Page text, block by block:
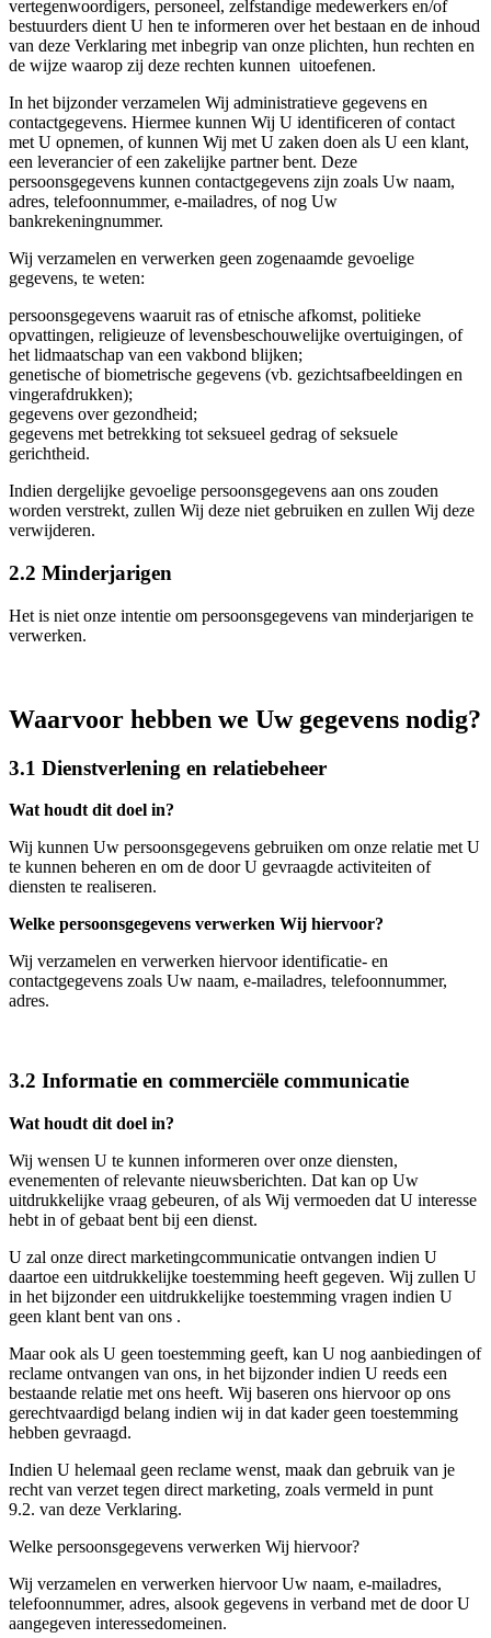
vertegenwoordigers, personeel, zelfstandige medewerkers en/of
bestuurders dient U hen te informeren over het bestaan en de inhoud
van deze Verklaring met inbegrip van onze plichten, hun rechten en
de wijze waarop zij deze rechten kunnen uitoefenen.
In het bijzonder verzamelen Wij administratieve gegevens en
contactgegevens. Hiermee kunnen Wij U identificeren of contact
met U opnemen, of kunnen Wij met U zaken doen als U een klant,
een leverancier of een zakelijke partner bent. Deze
persoonsgegevens kunnen contactgegevens zijn zoals Uw naam,
adres, telefoonnummer, e-mailadres, of nog Uw
bankrekeningnummer.
Wij verzamelen en verwerken geen zogenaamde gevoelige
gegevens, te weten:
persoonsgegevens waaruit ras of etnische afkomst, politieke
opvattingen, religieuze of levensbeschouwelijke overtuigingen, of
het lidmaatschap van een vakbond blijken;
genetische of biometrische gegevens (vb. gezichtsafbeeldingen en
vingerafdrukken);
gegevens over gezondheid;
gegevens met betrekking tot seksueel gedrag of seksuele
gerichtheid.
Indien dergelijke gevoelige persoonsgegevens aan ons zouden
worden verstrekt, zullen Wij deze niet gebruiken en zullen Wij deze
verwijderen.
2.2 Minderjarigen
Het is niet onze intentie om persoonsgegevens van minderjarigen te
verwerken.
Waarvoor hebben we Uw gegevens nodig?
3.1 Dienstverlening en relatiebeheer
Wat houdt dit doel in?
Wij kunnen Uw persoonsgegevens gebruiken om onze relatie met U
te kunnen beheren en om de door U gevraagde activiteiten of
diensten te realiseren.
Welke persoonsgegevens verwerken Wij hiervoor?
Wij verzamelen en verwerken hiervoor identificatie- en
contactgegevens zoals Uw naam, e-mailadres, telefoonnummer,
adres.
3.2 Informatie en commerciële communicatie
Wat houdt dit doel in?
Wij wensen U te kunnen informeren over onze diensten,
evenementen of relevante nieuwsberichten. Dat kan op Uw
uitdrukkelijke vraag gebeuren, of als Wij vermoeden dat U interesse
hebt in of gebaat bent bij een dienst.
U zal onze direct marketingcommunicatie ontvangen indien U
daartoe een uitdrukkelijke toestemming heeft gegeven. Wij zullen U
in het bijzonder een uitdrukkelijke toestemming vragen indien U
geen klant bent van ons .
Maar ook als U geen toestemming geeft, kan U nog aanbiedingen of
reclame ontvangen van ons, in het bijzonder indien U reeds een
bestaande relatie met ons heeft. Wij baseren ons hiervoor op ons
gerechtvaardigd belang indien wij in dat kader geen toestemming
hebben gevraagd.
Indien U helemaal geen reclame wenst, maak dan gebruik van je
recht van verzet tegen direct marketing, zoals vermeld in punt
9.2. van deze Verklaring.
Welke persoonsgegevens verwerken Wij hiervoor?
Wij verzamelen en verwerken hiervoor Uw naam, e-mailadres,
telefoonnummer, adres, alsook gegevens in verband met de door U
aangegeven interessedomeinen.